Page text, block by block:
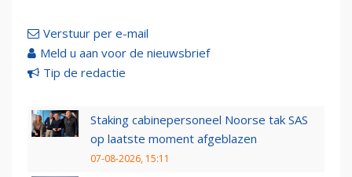
Verstuur per e-mail
Meld u aan voor de nieuwsbrief
Tip de redactie
Staking cabinepersoneel Noorse tak SAS
op laatste moment afgeblazen
07-08-2026, 15:11